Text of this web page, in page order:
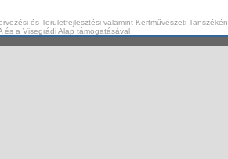
és Területfejlesztési valamint Kertművészeti Tanszékén
és a Visegrádi Alap támogatásával